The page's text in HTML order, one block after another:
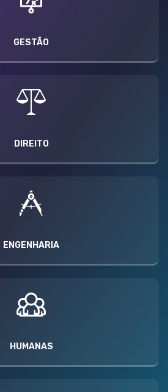
GESTÃO
DIREITO
ENGENHARIA
HUMANAS